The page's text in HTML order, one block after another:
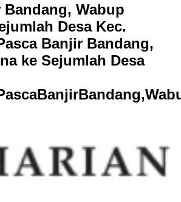
Bandang, Wabup
Desa Kec.
Banjir Bandang,
ke Sejumlah Desa
ascaBanjirBandang,Wab